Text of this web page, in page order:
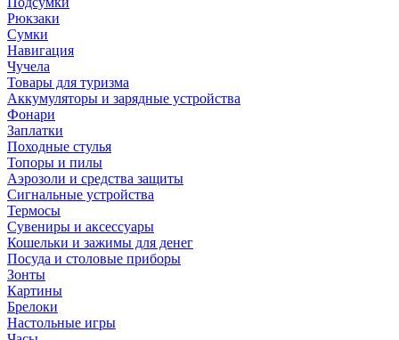
Рюкзаки
Сумки
Навигация
Чучела
Товары для туризма
Аккумуляторы и зарядные устройства
Фонари
Заплатки
Походные стулья
Топоры и пилы
Аэрозоли и средства защиты
Сигнальные устройства
Термосы
Сувениры и аксессуары
Кошельки и зажимы для денег
Посуда и столовые приборы
Зонты
Картины
Брелоки
Настольные игры